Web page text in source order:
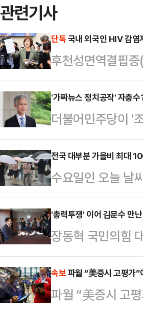
관련기사
단독국내 외국인 HIV 감염
후천성면역결핍
스(HIV) 감염 추
들 사이에서는 증
수를 국적별로 살
민의힘 의원(국회
자료에 따르면,
발생은 내국인의
어들면서 …
'가짜뉴스 정치공작' 자충
더불어민주당이 '
자라 '조희대 대법
죄기 시작했다. 근
및 정청래 대표와
의원직 제명 추진
않겠다는 태세다.
"민주당의 폭주가
목소리를 완전히
전국 대부분 가을비 최대
수요일인 오늘 날
가 내리겠다.기상
전부터 오후 사이
아침 사이 0.1mm
상 강수량은 ▲서
경기
원 북부 동해안
3…
'총력투쟁' 이어 김문수 만
장동혁 국민의힘
보수의 본산 대구
부·대여 투쟁을
혁 대표는 23일
동안 오찬을 함께
속보파월 “美증시 고평가
파월 “美증시 고